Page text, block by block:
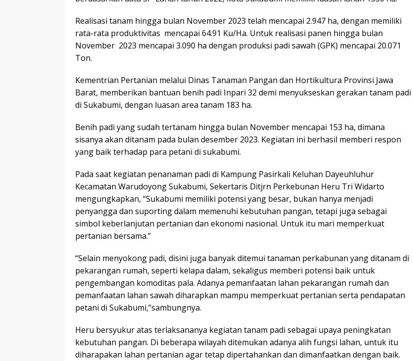
Realisasi tanam hingga bulan November 2023 telah mencapai 2.947 ha, dengan memiliki
rata-rata produktivitas mencapai 64.91 Ku/Ha. Untuk realisasi panen hingga bulan
November 2023 mencapai 3.090 ha dengan produksi padi sawah (GPK) mencapai 20.071
Ton.
Kementrian Pertanian melalui Dinas Tanaman Pangan dan Hortikultura Provinsi Jawa
Barat, memberikan bantuan benih padi Inpari 32 demi menyukseskan gerakan tanam padi
di Sukabumi, dengan luasan area tanam 183 ha.
Benih padi yang sudah tertanam hingga bulan November mencapai 153 ha, dimana
sisanya akan ditanam pada bulan desember 2023. Kegiatan ini berhasil memberi respon
yang baik terhadap para petani di sukabumi.
Pada saat kegiatan penanaman padi di Kampung Pasirkali Keluhan Dayeuhluhur
Kecamatan Warudoyong Sukabumi, Sekertaris Ditjrn Perkebunan Heru Tri Widarto
mengungkapkan, “Sukabumi memiliki potensi yang besar, bukan hanya menjadi
penyangga dan suporting dalam memenuhi kebutuhan pangan, tetapi juga sebagai
simbol keberlanjutan pertanian dan ekonomi nasional. Untuk itu mari memperkuat
pertanian bersama.”
“Selain menyokong padi, disini juga banyak ditemui tanaman perkabunan yang ditanam di
pekarangan rumah, seperti kelapa dalam, sekaligus memberi potensi baik untuk
pengembangan komoditas pala. Adanya pemanfaatan lahan pekarangan rumah dan
pemanfaatan lahan sawah diharapkan mampu memperkuat pertanian serta pendapatan
petani di Sukabumi,”sambungnya.
Heru bersyukur atas terlaksananya kegiatan tanam padi sebagai upaya peningkatan
kebutuhan pangan. Di beberapa wilayah ditemukan adanya alih fungsi lahan, untuk itu
diharapakan lahan pertanian agar tetap dipertahankan dan dimanfaatkan dengan baik.